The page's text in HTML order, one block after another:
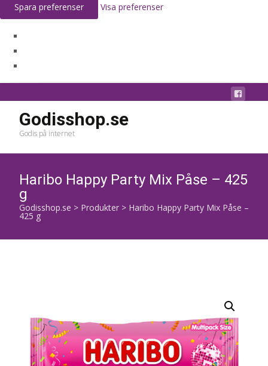
Spara preferenser Visa preferenser
Godisshop.se
Godis på internet
Haribo Happy Party Mix Påse – 425
g
Godisshop.se > Produkter > Haribo Happy Party Mix Påse –
425 g